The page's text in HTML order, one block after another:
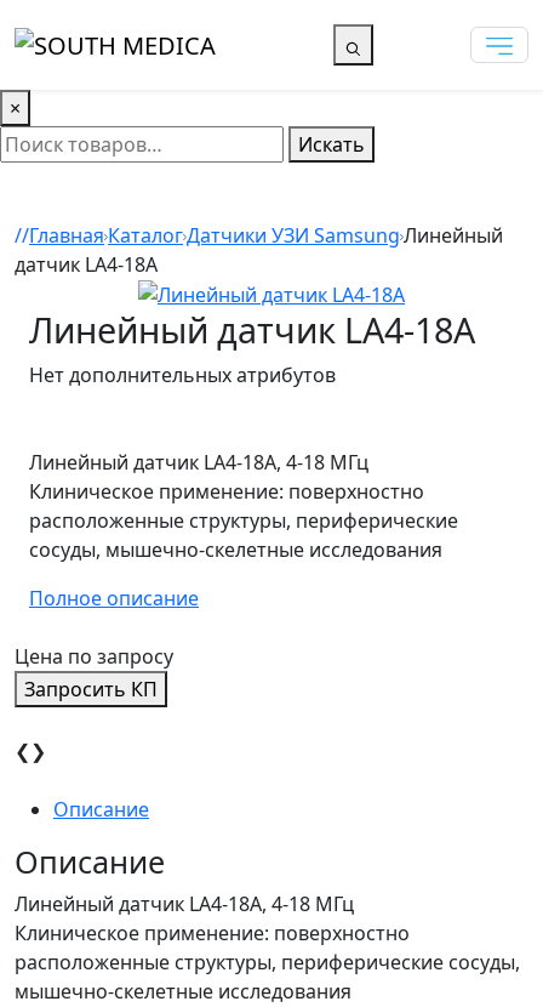
×
Искать
Главная КаталогДатчики УЗИ SamsungЛинейный
датчик LA4-18A
Линейный датчик LA4-18A
Нет дополнительных атрибутов
Линейный датчик LA4-18A, 4-18 МГц
Клиническое применение: поверхностно
расположенные структуры, периферические
сосуды, мышечно-скелетные исследования
Полное описание
Цена по запросу
Запросить КП
❮❯
Описание
Описание
Линейный датчик LA4-18A, 4-18 МГц
Клиническое применение: поверхностно
расположенные структуры, периферические сосуды,
мышечно-скелетные исследования